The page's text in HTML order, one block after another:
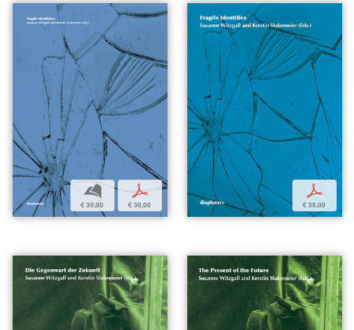
b
€ 30,00
p
€ 30,00
p
€ 35,00